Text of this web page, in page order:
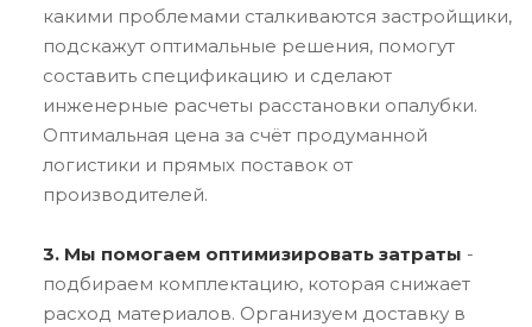
какими проблемами сталкиваются застройщики,
подскажут оптимальные решения, помогут
составить спецификацию и сделают
инженерные расчеты расстановки опалубки.
Оптимальная цена за счёт продуманной
логистики и прямых поставок от
производителей.
3. Мы помогаем оптимизировать затраты -
подбираем комплектацию, которая снижает
расход материалов. Организуем доставку в